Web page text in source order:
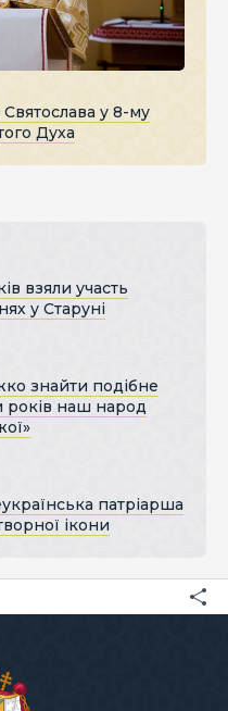
у 8-му
Духа
взяли участь
у Старуні
знайти подібне
років наш народ
патріарша
ікони